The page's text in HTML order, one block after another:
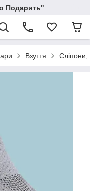
Подарить"
Взуття Сліпони,